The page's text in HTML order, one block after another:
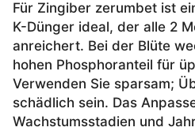
Für Zingiber zerumbet ist
K-Dünger ideal, der alle 2
anreichert. Bei der Blüte
hohen Phosphoranteil für
Verwenden Sie sparsam;
schädlich sein. Das
Wachstumsstadien und